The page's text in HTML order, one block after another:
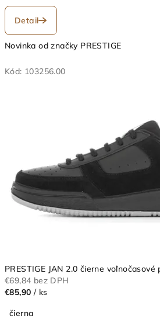
Detail
Novinka od značky PRESTIGE
Kód: 103256.00
PRESTIGE JAN 2.0 čierne voľnočasové
€69,84 bez DPH
€85,90 / ks
čierna